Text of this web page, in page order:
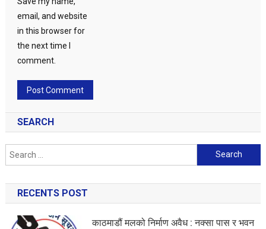
email, and website
in this browser for
the next time I
comment.
SEARCH
Search
for:
RECENTS POST
काठमाडौं मलको निर्माण अवैध : नक्सा पास र भवन